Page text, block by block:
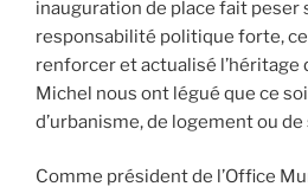
inauguration de place fait peser
responsabilité politique forte,
renforcer et actualisé l’héritage
Michel nous ont légué que ce
d’urbanisme, de logement ou
Comme président de l’Office